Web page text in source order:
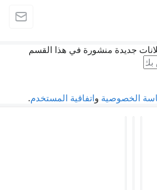
في هذا القسم
و اتفاقية المستخدم.